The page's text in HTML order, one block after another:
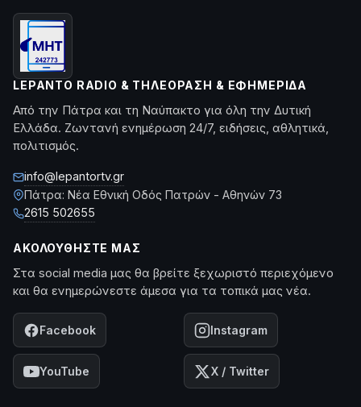
LEPANTO RADIO & ΤΗΛΕΌΡΑΣΗ & ΕΦΗΜΕΡΊΔΑ
Από την Πάτρα και τη Ναύπακτο για όλη την Δυτική
Ελλάδα. Ζωντανή ενημέρωση 24/7, ειδήσεις, αθλητικά,
πολιτισμός.
info@lepantortv.gr
Πάτρα: Νέα Εθνική Οδός Πατρών - Αθηνών 73
2615 502655
ΑΚΟΛΟΥΘΉΣΤΕ ΜΑΣ
Στα social media μας θα βρείτε ξεχωριστό περιεχόμενο
και θα ενημερώνεστε άμεσα για τα τοπικά μας νέα.
Facebook Instagram
YouTube X / Twitter